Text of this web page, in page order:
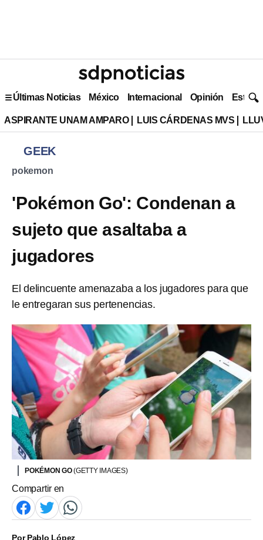
Últimas Noticias México Internacional Opinión Estilo
ASPIRANTE UNAM AMPARO LUIS CÁRDENAS MVS
GEEK
pokemon
'Pokémon Go': Condenan a
sujeto que asaltaba a
jugadores
El delincuente amenazaba a los jugadores para que
le entregaran sus pertenencias.
POKÉMON GO(GETTY IMAGES)
Compartir en
PorPablo López